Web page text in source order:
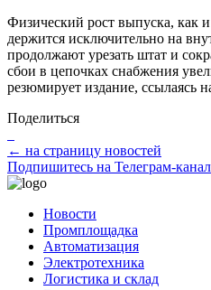
Физический рост выпуска, как
держится исключительно на
продолжают урезать штат и
сбои в цепочках снабжения
резюмирует издание,
Поделиться
← на страницу новостей
Подпишитесь на Телеграм-канал
Новости
Промплощадка
Автоматизация
Электротехника
Логистика и склад